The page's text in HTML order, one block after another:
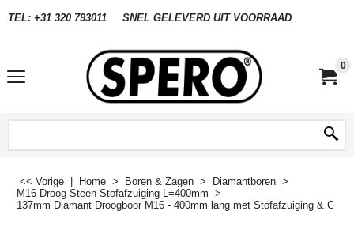
TEL: +31 320 793011 SNEL GELEVERD UIT VOORRAAD
0
<< Vorige Home > Boren & Zagen > Diamantboren >
M16 Droog Steen Stofafzuiging L=400mm >
137mm Diamant Droogboor M16 - 400mm lang met Stofafzuiging &